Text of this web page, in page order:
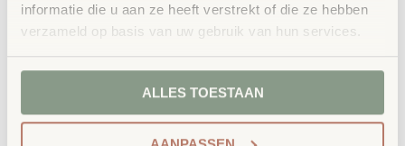
informatie die u aan ze heeft verstrekt of die ze hebben
verzameld op basis van uw gebruik van hun services.
ALLES TOESTAAN